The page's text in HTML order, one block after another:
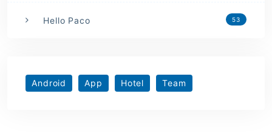
Hello Paco 53
Android App Hotel Team